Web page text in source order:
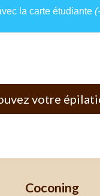
la carte étudiante
votre
Coconing